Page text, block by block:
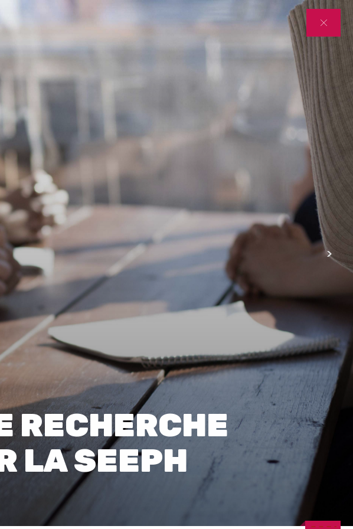
RECHERCHE
LA SEEPH
00:00